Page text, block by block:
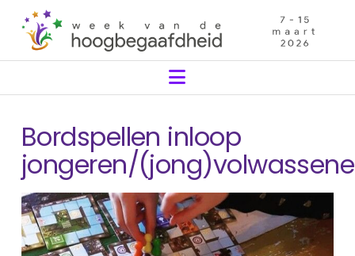
Navigation
Bordspellen inloop
jongeren/